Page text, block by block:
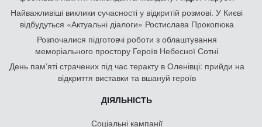
Найважливіші виклики сучасності у відкритій розмові. У Києві
відбудуться «Актуальні діалоги» Ростислава Прокопюка
Розпочалися підготовчі роботи з облаштування
меморіального простору Героїв Небесної Сотні
День памʼяті страчених під час теракту в Оленівці: прийди на
відкриття виставки та вшануй героїв
ДІЯЛЬНІСТЬ
Соціальні кампанії